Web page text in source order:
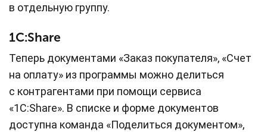
в отдельную группу.
1С:Share
Теперь документами «Заказ покупателя», «Счет
на оплату» из программы можно делиться
с контрагентами при помощи сервиса
«1С:Share». В списке и форме документов
доступна команда «Поделиться документом»,